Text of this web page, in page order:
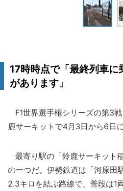
17時時点で「最終列車に
があります」
F1世界選手権シリーズの第3
鹿サーキットで4月3日から6日
最寄り駅の「鈴鹿サーキット
の一つだ。伊勢鉄道は「河原田
2.3キロを結ぶ路線で、普段は1